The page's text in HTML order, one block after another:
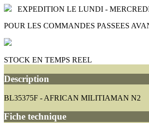
EXPEDITION LE LUNDI -
POUR LES COMMANDES PASSEES
STOCK EN TEMPS REEL
Description
BL35375F - AFRICAN MILITIAMAN N2
Fiche technique